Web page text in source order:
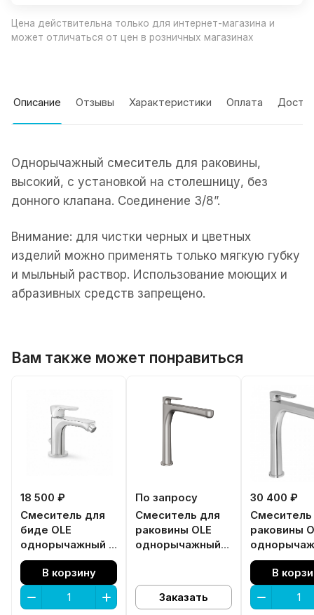
Цена действительна только для интернет-магазина и
может отличаться от цен в розничных магазинах
Описание Отзывы Характеристики Оплата
Однорычажный смеситель для раковины,
высокий, с установкой на столешницу, без
донного клапана. Соединение 3/8”.
Внимание: для чистки черных и цветных
изделий можно применять только мягкую губку
и мыльный раствор. Использование моющих и
абразивных средств запрещено.
Вам также может понравиться
18 500 ₽
Смеситель для
биде OLE
однорычажный с
донным
клапаном, хром
глянец
В корзину
По запросу
Смеситель для
раковины OLE
однорычажный
титановый
атласный
Заказать
30 400 ₽
Смеситель
раковины
высокий
донного
хром
В